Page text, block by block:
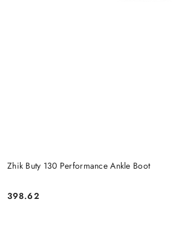
Zhik Buty 130 Performance Ankle Boot
Cena:
398.62